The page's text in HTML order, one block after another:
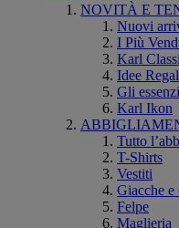
NOVITÀ E
Nuovi
I Più
Karl
Idee
Gli
Karl Ikon
Tutto
T-Shirts
Vestiti
Giacche e
Felpe
Maglieria